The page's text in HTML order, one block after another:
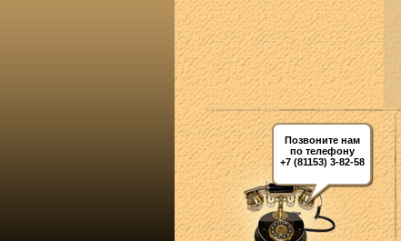
Позвоните нам
по телефону
+7 (81153) 3-82-58